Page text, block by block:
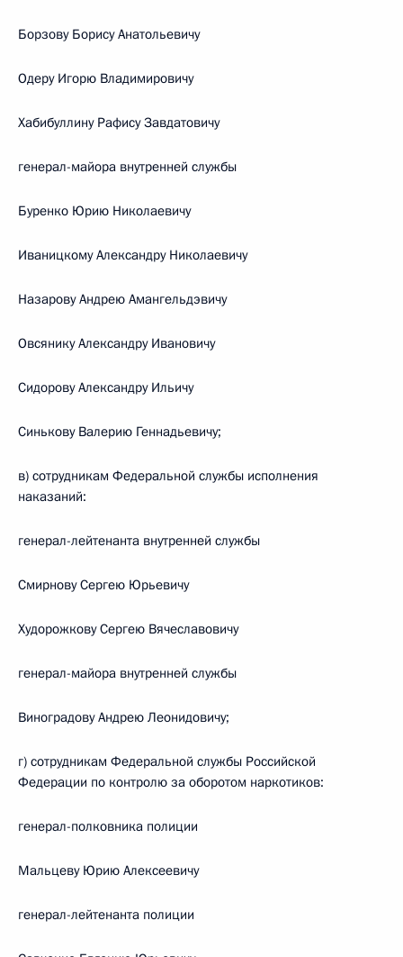
Борзову Борису Анатольевичу
Одеру Игорю Владимировичу
Хабибуллину Рафису Завдатовичу
генерал-майора внутренней службы
Буренко Юрию Николаевичу
Иваницкому Александру Николаевичу
Назарову Андрею Амангельдэвичу
Овсянику Александру Ивановичу
Сидорову Александру Ильичу
Синькову Валерию Геннадьевичу;
в) сотрудникам Федеральной службы исполнения
наказаний:
генерал-лейтенанта внутренней службы
Смирнову Сергею Юрьевичу
Худорожкову Сергею Вячеславовичу
генерал-майора внутренней службы
Виноградову Андрею Леонидовичу;
г) сотрудникам Федеральной службы Российской
Федерации по контролю за оборотом наркотиков:
генерал-полковника полиции
Мальцеву Юрию Алексеевичу
генерал-лейтенанта полиции